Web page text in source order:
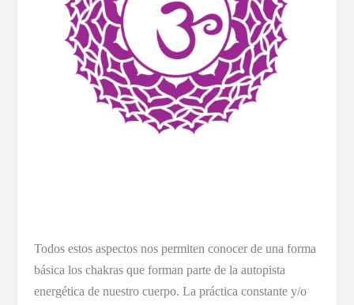
Todos estos aspectos nos permiten conocer de una forma
básica los chakras que forman parte de la autopista
energética de nuestro cuerpo. La práctica constante y/o